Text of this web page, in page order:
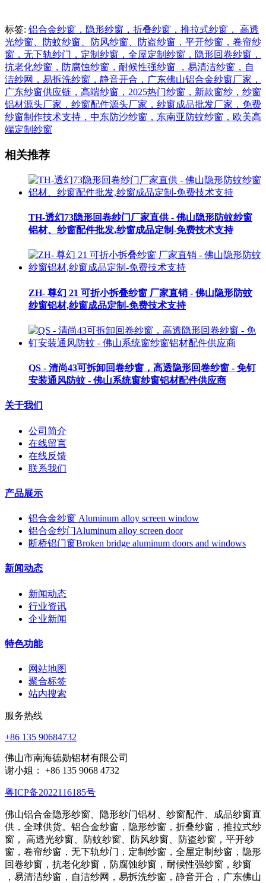
标签: 铝合金纱窗，隐形纱窗，折叠纱窗，推拉式纱窗， 高透
光纱窗、防蚊纱窗、防风纱窗、防盗纱窗，平开纱窗，卷帘纱
窗，无下轨纱门，定制纱窗，全屋定制纱窗，隐形回卷纱窗，
抗老化纱窗，防腐蚀纱窗，耐候性强纱窗 ，易清洁纱窗，自
洁纱网，易拆洗纱窗，静音开合，广东佛山铝合金纱窗厂家，
广东纱窗供应链，高端纱窗，2025热门纱窗，新款窗纱，纱窗
铝材源头厂家，纱窗配件源头厂家，纱窗成品批发厂家，免费
纱窗制作技术支持，中东防沙纱窗，东南亚防蚊纱窗，欧美高
端定制纱窗
相关推荐
TH-透幻73隐形回卷纱门厂家直供 - 佛山隐形防蚊纱窗
铝材、纱窗配件批发,纱窗成品定制-免费技术支持
ZH- 尊幻 21 可折小拆叠纱窗 厂家直销 - 佛山隐形防蚊
纱窗铝材,纱窗成品定制-免费技术支持
QS - 清尚43可拆卸回卷纱窗，高透隐形回卷纱窗 - 免钉
安装通风防蚊 - 佛山系统窗纱窗铝材配件供应商
关于我们
公司简介
在线留言
在线反馈
联系我们
产品展示
铝合金纱窗 Aluminum alloy screen window
铝合金纱门Aluminum alloy screen door
断桥铝门窗Broken bridge aluminum doors and windows
新闻动态
新闻动态
行业资讯
企业新闻
特色功能
网站地图
聚合标签
站内搜索
服务热线
+86 135 90684732
佛山市南海德勋铝材有限公司
谢小姐： +86 135 9068 4732
粤ICP备2022116185号
佛山铝合金隐形纱窗、隐形纱门铝材、纱窗配件、成品纱窗直
供，全球供货。铝合金纱窗，隐形纱窗，折叠纱窗，推拉式纱
窗， 高透光纱窗、防蚊纱窗、防风纱窗、防盗纱窗，平开纱
窗，卷帘纱窗，无下轨纱门，定制纱窗，全屋定制纱窗，隐形
回卷纱窗，抗老化纱窗，防腐蚀纱窗，耐候性强纱窗，纱窗
，易清洁纱窗，自洁纱网，易拆洗纱窗，静音开合，广东佛山